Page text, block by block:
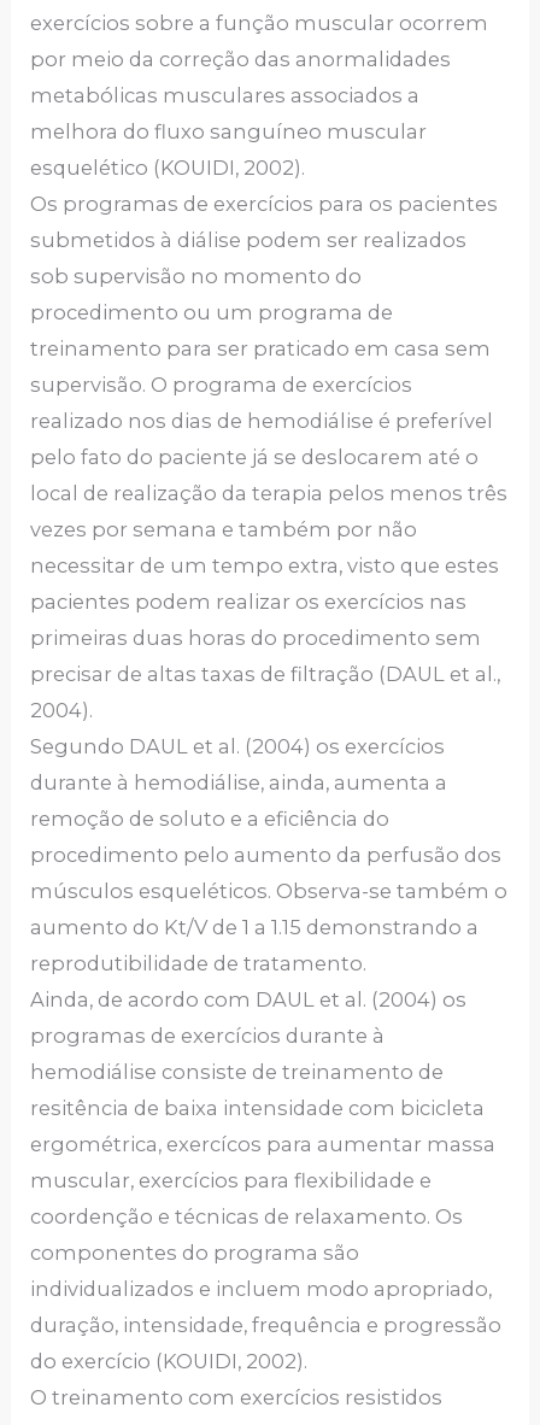
exercícios sobre a função muscular ocorrem
por meio da correção das anormalidades
metabólicas musculares associados a
melhora do fluxo sanguíneo muscular
esquelético (KOUIDI, 2002).
Os programas de exercícios para os pacientes
submetidos à diálise podem ser realizados
sob supervisão no momento do
procedimento ou um programa de
treinamento para ser praticado em casa sem
supervisão. O programa de exercícios
realizado nos dias de hemodiálise é preferível
pelo fato do paciente já se deslocarem até o
local de realização da terapia pelos menos três
vezes por semana e também por não
necessitar de um tempo extra, visto que estes
pacientes podem realizar os exercícios nas
primeiras duas horas do procedimento sem
precisar de altas taxas de filtração (DAUL et al.,
2004).
Segundo DAUL et al. (2004) os exercícios
durante à hemodiálise, ainda, aumenta a
remoção de soluto e a eficiência do
procedimento pelo aumento da perfusão dos
músculos esqueléticos. Observa-se também o
aumento do Kt/V de 1 a 1.15 demonstrando a
reprodutibilidade de tratamento.
Ainda, de acordo com DAUL et al. (2004) os
programas de exercícios durante à
hemodiálise consiste de treinamento de
resitência de baixa intensidade com bicicleta
ergométrica, exercícos para aumentar massa
muscular, exercícios para flexibilidade e
coordenção e técnicas de relaxamento. Os
componentes do programa são
individualizados e incluem modo apropriado,
duração, intensidade, frequência e progressão
do exercício (KOUIDI, 2002).
O treinamento com exercícios resistidos